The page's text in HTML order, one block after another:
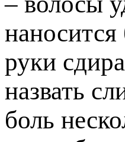
руки
назвать
боль